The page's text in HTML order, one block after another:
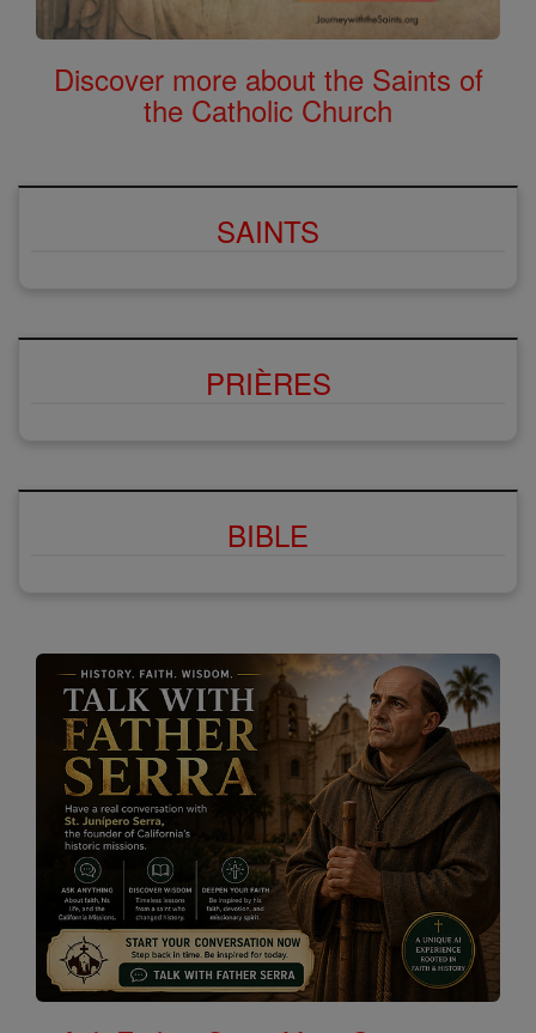
Discover more about the Saints of
the Catholic Church
SAINTS
PRIÈRES
BIBLE